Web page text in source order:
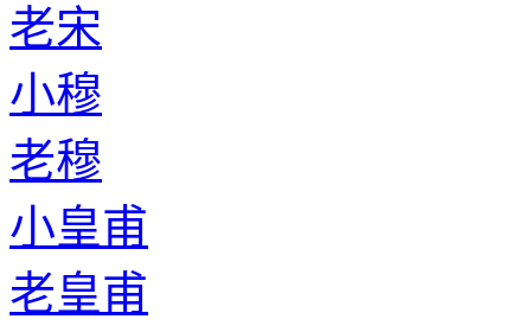
老宋
小穆
老穆
小皇甫
老皇甫